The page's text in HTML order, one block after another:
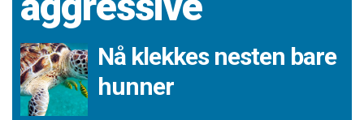
Nå klekkes nesten bare
hunner